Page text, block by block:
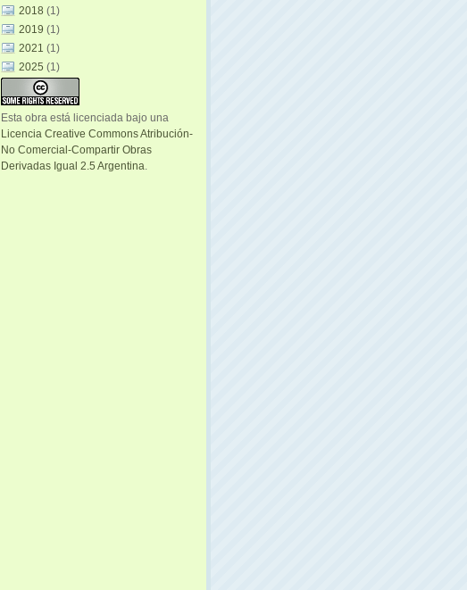
2018 (1)
2019 (1)
2021 (1)
2025 (1)
Esta obra está licenciada bajo una
Licencia Creative Commons Atribución-
No Comercial-Compartir Obras
Derivadas Igual 2.5 Argentina.